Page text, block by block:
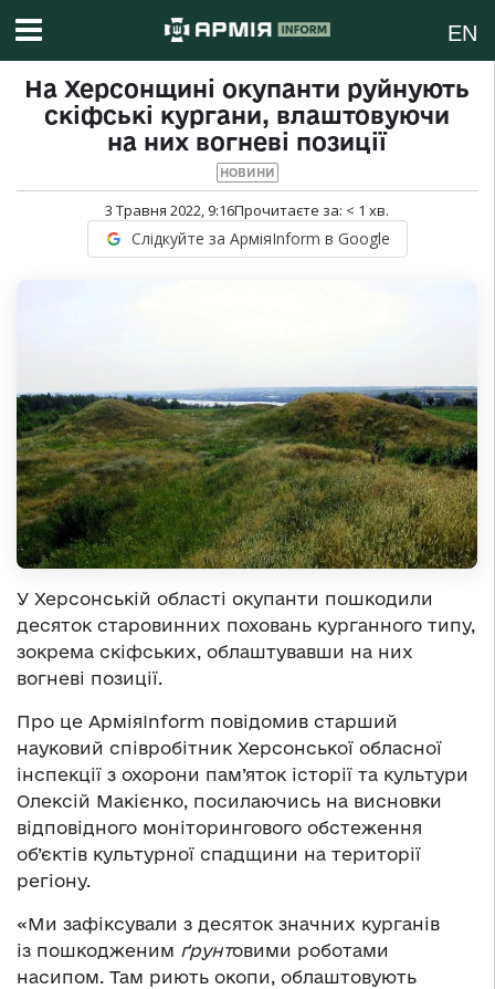
EN
На Херсонщині окупанти руйнують
скіфські кургани, влаштовуючи
на них вогневі позиції
НОВИНИ
3 Травня 2022, 9:16Прочитаєте за: < 1 хв.
Слідкуйте за АрміяInform в Google
У Херсонській області окупанти пошкодили
десяток старовинних поховань курганного типу,
зокрема скіфських, облаштувавши на них
вогневі позиції.
Про це АрміяInform повідомив старший
науковий співробітник Херсонської обласної
інспекції з охорони пам’яток історії та культури
Олексій Макієнко, посилаючись на висновки
відповідного моніторингового обстеження
об’єктів культурної спадщини на території
регіону.
«Ми зафіксували з десяток значних курганів
із пошкодженим ґрунтовими роботами
насипом. Там риють окопи, облаштовують